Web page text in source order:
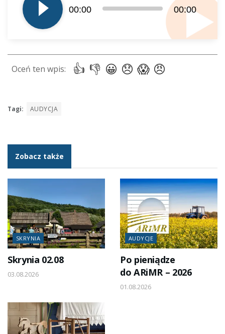
dźwiękowych
00:00 00:00
Tagi: AUDYCJA
Zobacz także
SKRYNIA
Skrynia 02.08
03.08.2026
AUDYCJE
Po pieniądze
do ARiMR – 2026
01.08.2026